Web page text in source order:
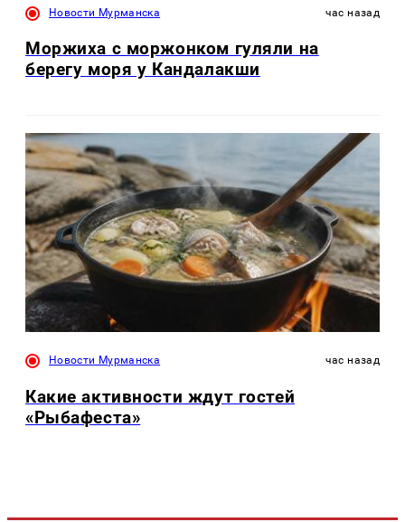
Новости Мурманска час назад
Моржиха с моржонком гуляли на
берегу моря у Кандалакши
Новости Мурманска час назад
Какие активности ждут гостей
«Рыбафеста»